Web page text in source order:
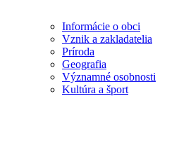
Informácie o obci
Vznik a zakladatelia
Príroda
Geografia
Významné osobnosti
Kultúra a šport